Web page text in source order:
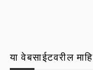
या वेबसाईटवरील